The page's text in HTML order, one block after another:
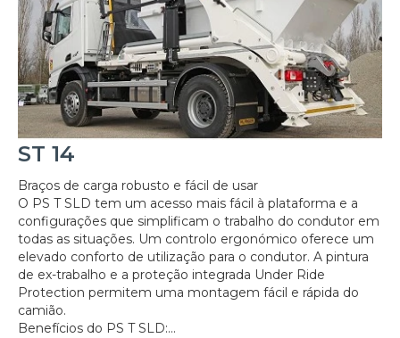
ST 14
Braços de carga robusto e fácil de usar
O PS T SLD tem um acesso mais fácil à plataforma e a
configurações que simplificam o trabalho do condutor em
todas as situações. Um controlo ergonómico oferece um
elevado conforto de utilização para o condutor. A pintura
de ex-trabalho e a proteção integrada Under Ride
Protection permitem uma montagem fácil e rápida do
camião.
Benefícios do PS T SLD:...